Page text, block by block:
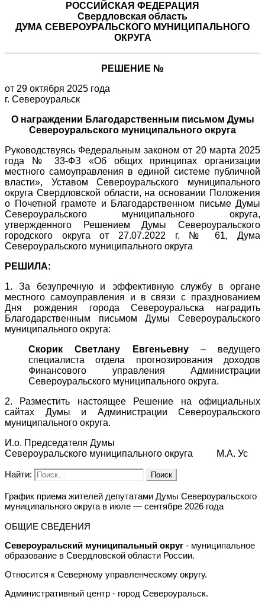
РОССИЙСКАЯ ФЕДЕРАЦИЯ
Свердловская область
ДУМА СЕВЕРОУРАЛЬСКОГО МУНИЦИПАЛЬНОГО
ОКРУГА
РЕШЕНИЕ №
от 29 октября 2025 года
г. Североуральск
О награждении Благодарственным письмом Думы
Североуральского муниципального округа
Руководствуясь Федеральным законом от 20 марта 2025
года № 33-ФЗ «Об общих принципах организации
местного самоуправления в единой системе публичной
власти», Уставом Североуральского муниципального
округа Свердловской области, на основании Положения
о Почетной грамоте и Благодарственном письме Думы
Североуральского муниципального округа,
утвержденного Решением Думы Североуральского
городского округа от 27.07.2022 г. № 61, Дума
Североуральского муниципального округа
РЕШИЛА:
1. За безупречную и эффективную службу в органе
местного самоуправления и в связи с празднованием
Дня рождения города Североуральска наградить
Благодарственным письмом Думы Североуральского
муниципального округа:
Скорик Светлану Евгеньевну– ведущего
специалиста отдела прогнозирования доходов
Финансового управления Администрации
Североуральского муниципального округа.
2. Разместить настоящее Решение на официальных
сайтах Думы и Администрации Североуральского
муниципального округа.
И.о. Председателя Думы
Североуральского муниципального округа М.А. Ус
Найти:
График приема жителей депутатами Думы Североуральского
муниципального округа в июле — сентябре 2026 года
ОБЩИЕ СВЕДЕНИЯ
Североуральский муниципальный округ - муниципальное
образование в Свердловской области России.
Относится к Северному управленческому округу.
Административный центр - город Североуральск.